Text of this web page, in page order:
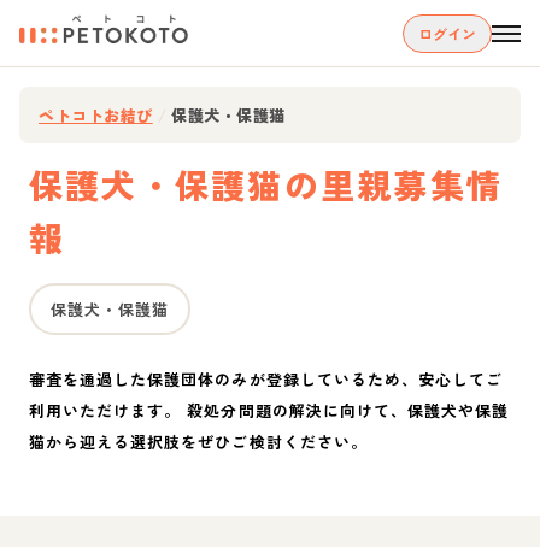
ログイン
ペトコトお結び 保護犬・保護猫
保護犬・保護猫の里親募集情
報
保護犬・保護猫
審査を通過した保護団体のみが登録しているため、安心してご
利用いただけます。 殺処分問題の解決に向けて、保護犬や保護
猫から迎える選択肢をぜひご検討ください。